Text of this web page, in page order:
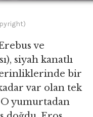
ve
siyah kanatlı
bir
var olan tek
yumurtadan